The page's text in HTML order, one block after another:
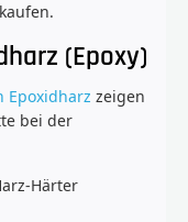
(Epoxy)
Epoxidharz zeigen
bei der
Härter